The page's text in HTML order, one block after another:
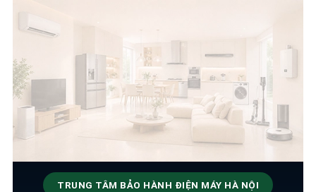
TRUNG TÂM BẢO HÀNH ĐIỆN MÁY HÀ NỘI